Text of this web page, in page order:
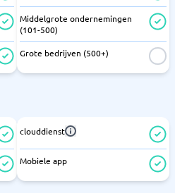
Middelgrote ondernemingen
(101-500)
Grote bedrijven (500+)
clouddienst
Mobiele app